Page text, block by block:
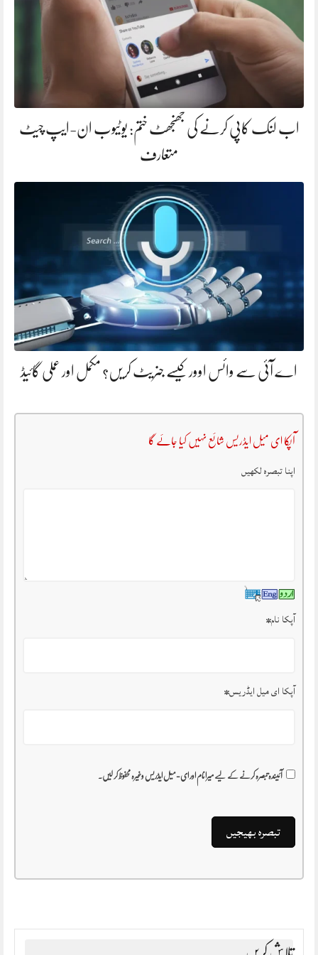
اب لنک کاپی کرنے کی جھنجھٹ ختم: یوٹیوب ان-ایپ چیٹ
متعارف
اے آئی سے وائس اوور کیسے جنریٹ کریں؟ مکمل اور عملی گائیڈ
آپکا ای میل ایڈریس شائع نہیں کیا جائے گا
اپنا تبصرہ لکھیں
آپکا نام*
آپکا ای میل ایڈریس*
آئیندہ تبصرہ کرنے کے لیے میرا نام اور ای-میل ایڈریس وغیرہ محفوظ کر لیں۔